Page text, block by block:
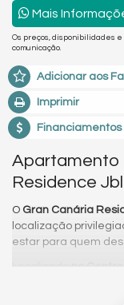
Mais
Os preços, disponibilidades
comunicação.
Adicionar aos
Imprimir
Financiamentos
Apartamento
Residence
O Gran Canária
localização
estar para quem
Localizado
no
,
principais atrações